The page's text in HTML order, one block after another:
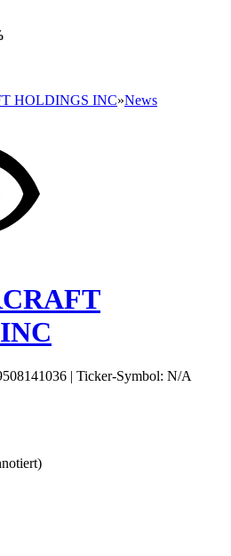
HOLDINGS INC»News
| Ticker-Symbol: N/A